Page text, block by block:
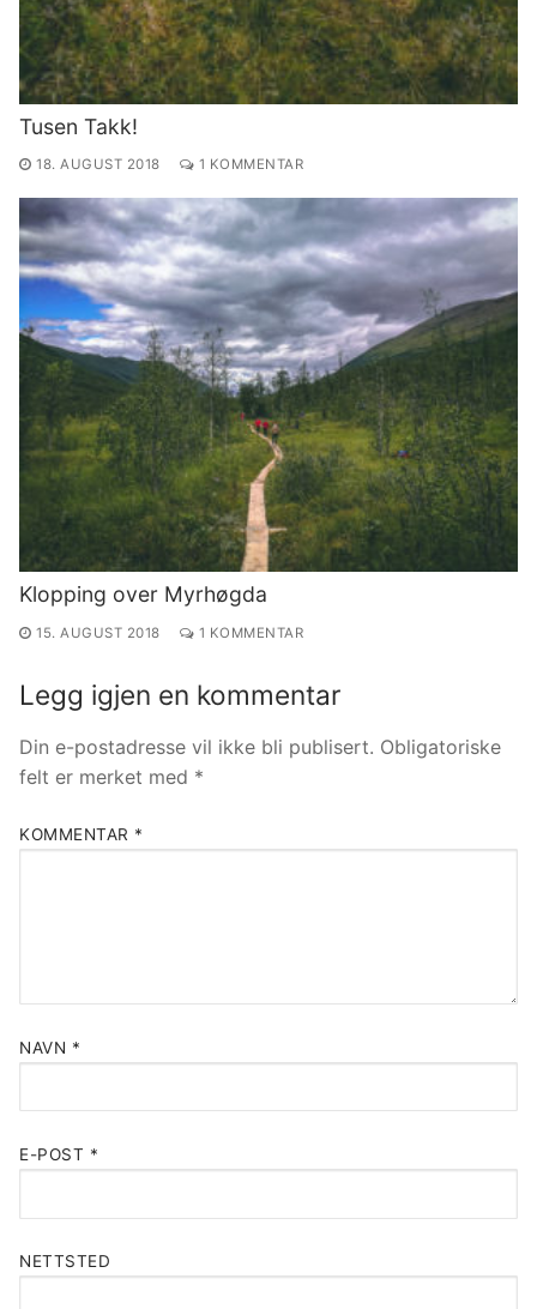
Tusen Takk!
18. AUGUST 2018 1 KOMMENTAR
Klopping over Myrhøgda
15. AUGUST 2018 1 KOMMENTAR
Legg igjen en kommentar
Din e-postadresse vil ikke bli publisert. Obligatoriske
felt er merket med *
KOMMENTAR *
NAVN *
E-POST *
NETTSTED